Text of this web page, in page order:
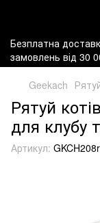
Безплатна
замовлень від 30
Geekach
Рятуй
для клубу
Артикул: